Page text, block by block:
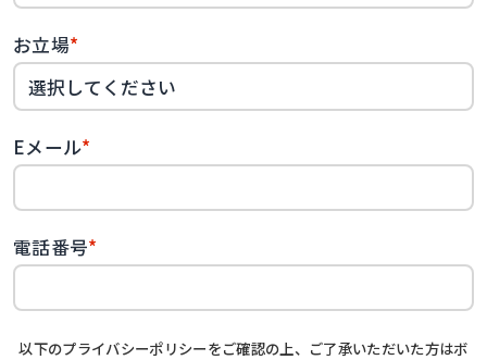
お立場*
Eメール*
電話番号*
以下のプライバシーポリシーをご確認の上、ご了承いただいた方はボ